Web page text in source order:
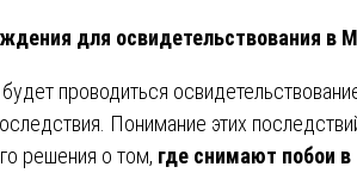
для освидетельствования в
проводиться
Понимание этих
решения о том, где снимают побои в